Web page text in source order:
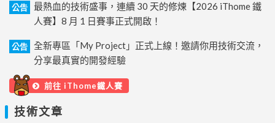
公告
最熱血的技術盛事，連續 30 天的修煉【2026 iThome 鐵
人賽】8 月 1 日賽事正式開啟！
公告
全新專區「My Project」正式上線！邀請你用技術交流，
分享最真實的開發經驗
前往 iThome鐵人賽
技術文章